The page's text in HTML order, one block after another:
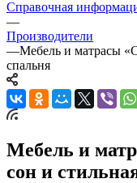
Справочная
—
Производители
—Мебель и матрасы
спальня
Мебель и
сон и